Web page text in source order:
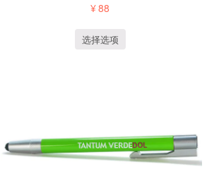
¥88
选择选项